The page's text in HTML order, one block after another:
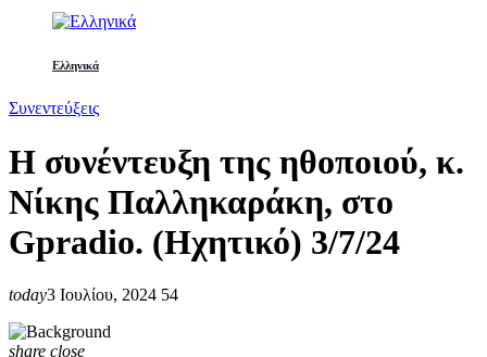
Ελληνικά
Συνεντεύξεις
H συνέντευξη της ηθοποιού, κ.
Νίκης Παλληκαράκη, στο
Gpradio. (Hχητικό) 3/7/24
today3 Ιουλίου, 2024 54
share close